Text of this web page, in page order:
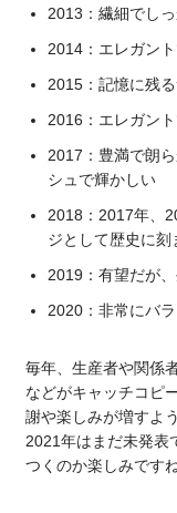
2013：繊細でし
2014：エレガン
2015：記憶に残
2016：エレガン
2017：豊満で朗
シュで輝かしい
2018：2017年、
ジとして歴史に刻
2019：有望だが
2020：非常にバ
毎年、生産者や関係
などがキャッチコピ
謝や楽しみが増すよ
2021年はまだ未発表
つくのか楽しみです